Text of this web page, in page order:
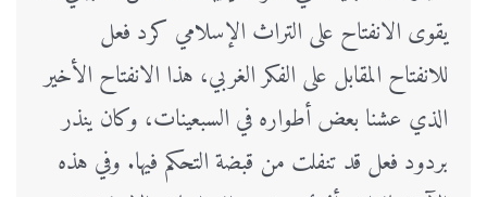
يقوى الانفتاح على التراث الإسلامي كرد فعل
للانفتاح المقابل على الفكر الغربي، هذا الانفتاح الأخير
الذي عشنا بعض أطواره في السبعينات، وكان ينذر
بردود فعل قد تنفلت من قبضة التحكم فيها. وفي هذه